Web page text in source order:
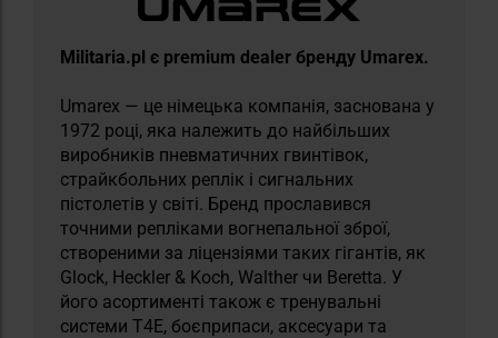
Militaria.pl є premium dealer бренду Umarex.
Umarex — це німецька компанія, заснована у
1972 році, яка належить до найбільших
виробників пневматичних гвинтівок,
страйкбольних реплік і сигнальних
пістолетів у світі. Бренд прославився
точними репліками вогнепальної зброї,
створеними за ліцензіями таких гігантів, як
Glock, Heckler & Koch, Walther чи Beretta. У
його асортименті також є тренувальні
системи T4E, боєприпаси, аксесуари та